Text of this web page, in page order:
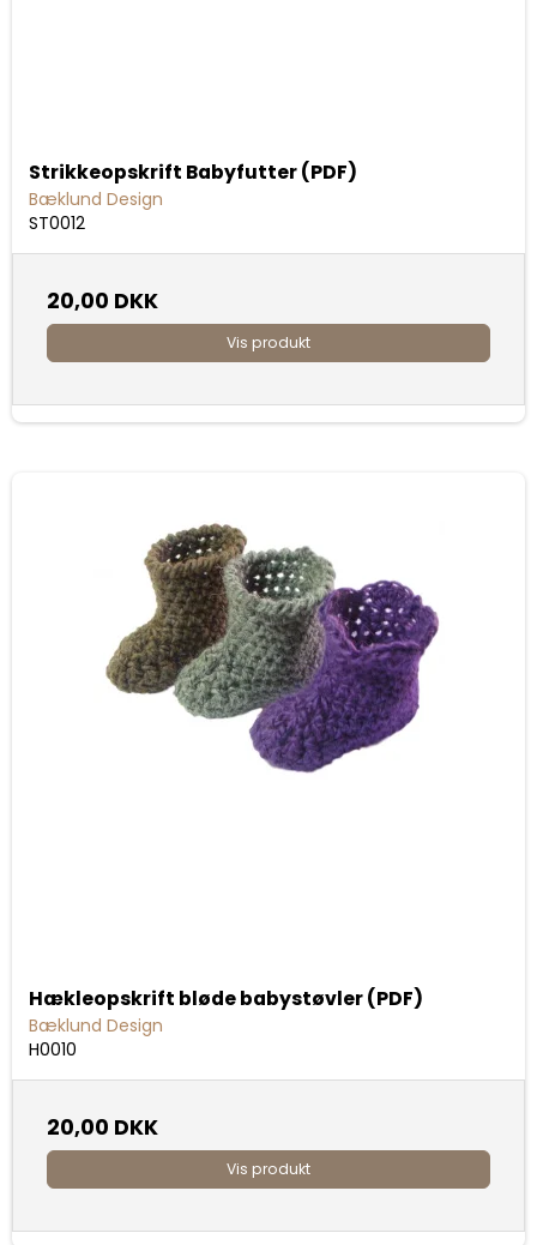
Strikkeopskrift Babyfutter (PDF)
Bæklund Design
ST0012
20,00 DKK
Vis produkt
Hækleopskrift bløde babystøvler (PDF)
Bæklund Design
H0010
20,00 DKK
Vis produkt